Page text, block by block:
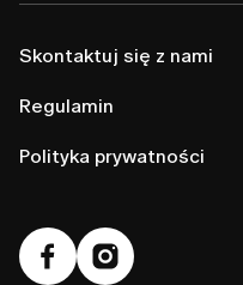
Skontaktuj się z nami
Regulamin
Polityka prywatności